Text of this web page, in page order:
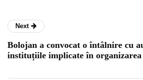
Next
Bolojan a convocat o întâlnire cu
instituțiile implicate în